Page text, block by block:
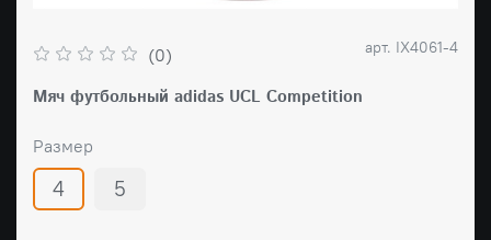
(0) арт. IX4061-4
Мяч футбольный adidas UCL Competition
Размер
4 5